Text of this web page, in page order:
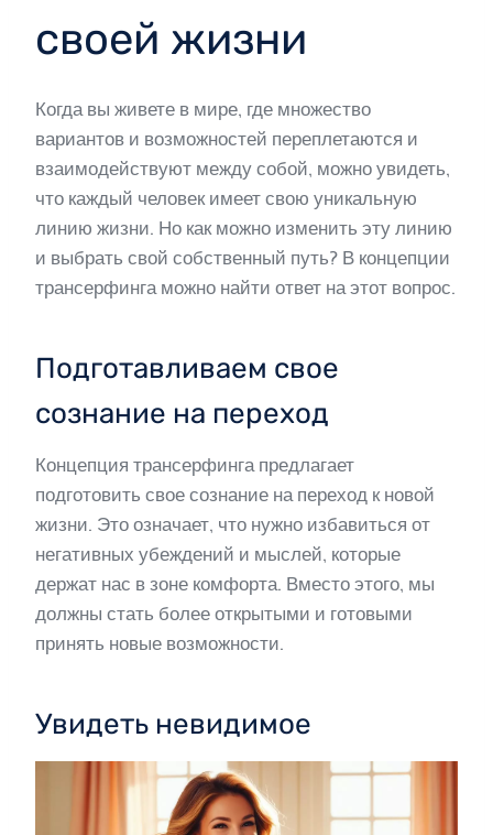
своей жизни
Когда вы живете в мире, где множество
вариантов и возможностей переплетаются и
взаимодействуют между собой, можно увидеть,
что каждый человек имеет свою уникальную
линию жизни. Но как можно изменить эту линию
и выбрать свой собственный путь? В концепции
трансерфинга можно найти ответ на этот вопрос.
Подготавливаем свое
сознание на переход
Концепция трансерфинга предлагает
подготовить свое сознание на переход к новой
жизни. Это означает, что нужно избавиться от
негативных убеждений и мыслей, которые
держат нас в зоне комфорта. Вместо этого, мы
должны стать более открытыми и готовыми
принять новые возможности.
Увидеть невидимое